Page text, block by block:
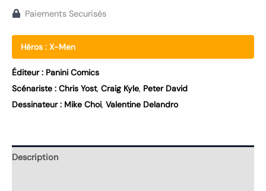
Paiements Securisés
Héros : X-Men
Éditeur : Panini Comics
Scénariste : Chris Yost, Craig Kyle, Peter David
Dessinateur : Mike Choi, Valentine Delandro
Description